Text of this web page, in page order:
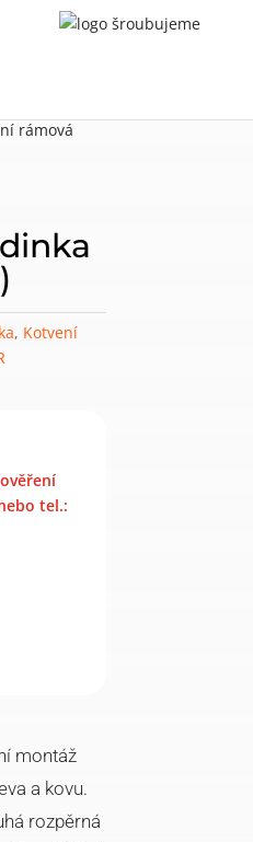
rámová
, Kotvení
tel.:
montáž
a kovu.
rozpěrná